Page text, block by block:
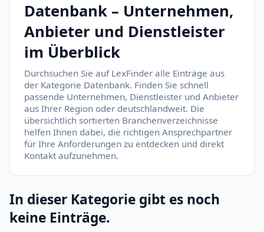
Datenbank – Unternehmen,
Anbieter und Dienstleister
im Überblick
Durchsuchen Sie auf LexFinder alle Einträge aus
der Kategorie Datenbank. Finden Sie schnell
passende Unternehmen, Dienstleister und Anbieter
aus Ihrer Region oder deutschlandweit. Die
übersichtlich sortierten Branchenverzeichnisse
helfen Ihnen dabei, die richtigen Ansprechpartner
für Ihre Anforderungen zu entdecken und direkt
Kontakt aufzunehmen.
In dieser Kategorie gibt es noch
keine Einträge.